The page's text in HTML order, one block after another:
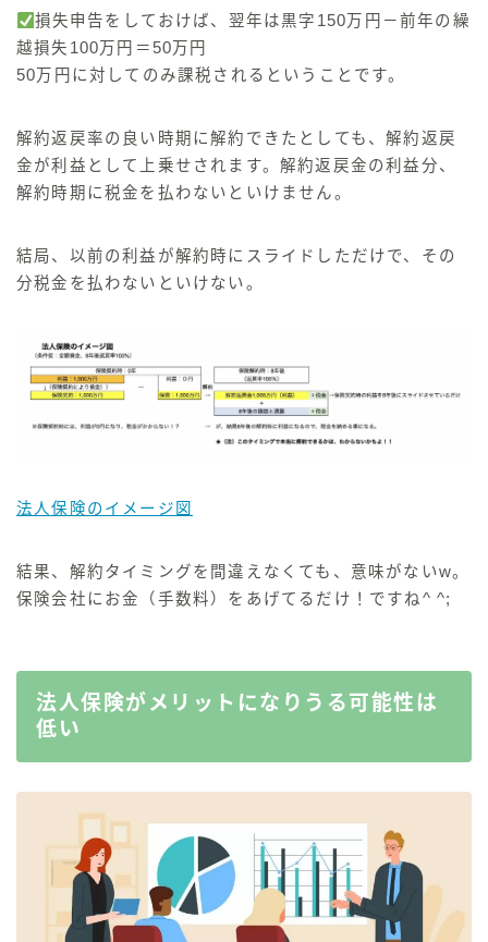
損失申告をしておけば、翌年は黒字150万円－前年の繰
越損失100万円＝50万円
50万円に対してのみ課税されるということです。
解約返戻率の良い時期に解約できたとしても、解約返戻
金が利益として上乗せされます。解約返戻金の利益分、
解約時期に税金を払わないといけません。
結局、以前の利益が解約時にスライドしただけで、その
分税金を払わないといけない。
法人保険のイメージ図
結果、解約タイミングを間違えなくても、意味がないw。
保険会社にお金（手数料）をあげてるだけ！ですね^ ^;
法人保険がメリットになりうる可能性は
低い